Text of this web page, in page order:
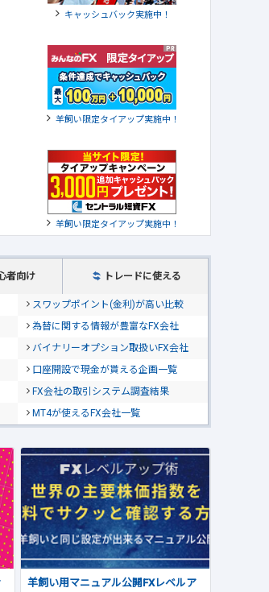
キャッシュバック実施中！
羊飼い限定タイアップ実施中！
羊飼い限定タイアップ実施中！
者向け トレードに使える
スワップポイント(金利)が高い比較
為替に関する情報が豊富なFX会社
バイナリーオプション取扱いFX会社
口座開設で現金が貰える企画一覧
FX会社の取引システム調査結果
MT4が使えるFX会社一覧
羊飼い用マニュアル公開FXレベルア